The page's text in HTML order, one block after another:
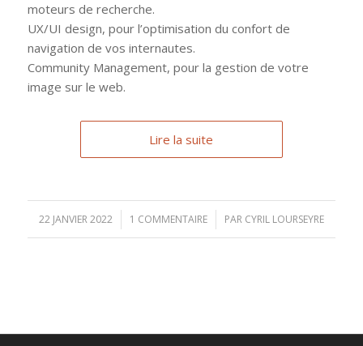
moteurs de recherche.
UX/UI design, pour l’optimisation du confort de
navigation de vos internautes.
Community Management, pour la gestion de votre
image sur le web.
Lire la suite
22 JANVIER 2022
/ 1 COMMENTAIRE
/ PAR CYRIL LOURSEYRE